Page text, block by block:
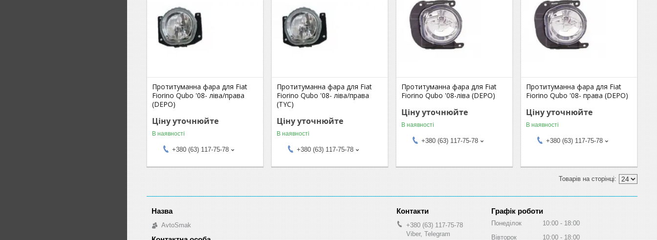
Протитуманна фара для Fiat
Fiorino Qubo '08- ліва/права
(DEPO)
Ціну уточнюйте
В наявності
+380 (63) 117-75-78
Протитуманна фара для Fiat
Fiorino Qubo '08- ліва/права
(TYC)
Ціну уточнюйте
В наявності
+380 (63) 117-75-78
Протитуманна фара для Fiat
Fiorino Qubo '08-ліва (DEPO)
Ціну уточнюйте
В наявності
+380 (63) 117-75-78
Протитуманна фара для Fiat
Fiorino Qubo '08- права (DEPO)
Ціну уточнюйте
В наявності
+380 (63) 117-75-78
AvtoSmak
+380 (63) 117-75-78
Viber, Telegram
Графік роботи
Понеділок 10:00
18:00
Вівторок
10:00 18:00